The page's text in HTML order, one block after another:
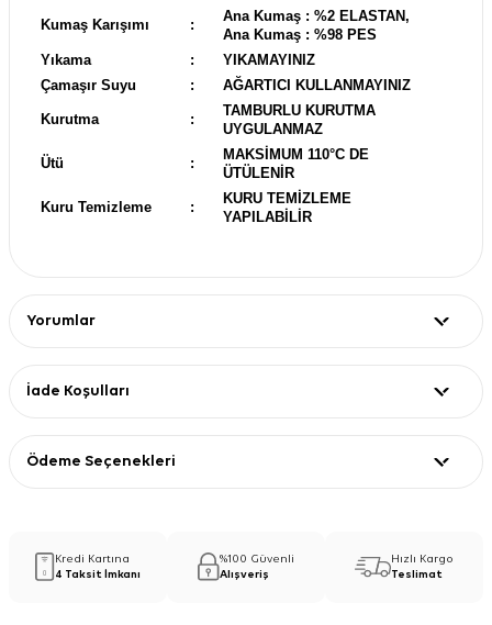
Kumaş Karışımı :
Ana Kumaş : %2 ELASTAN,
Ana Kumaş : %98 PES
Yıkama
:
YIKAMAYINIZ
Çamaşır Suyu
: AĞARTICI KULLANMAYINIZ
Kurutma :
TAMBURLU KURUTMA
UYGULANMAZ
Ütü :
MAKSİMUM 110°C DE
ÜTÜLENİR
Kuru Temizleme :
KURU TEMİZLEME
YAPILABİLİR
Yorumlar
İade Koşulları
Ödeme Seçenekleri
Kredi Kartına
4 Taksit İmkanı
%100 Güvenli
Alışveriş
Hızlı Kargo
Teslimat